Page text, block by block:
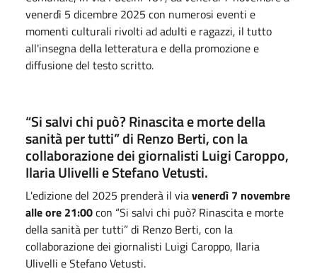
venerdì 5 dicembre 2025 con numerosi eventi e
momenti culturali rivolti ad adulti e ragazzi, il tutto
all'insegna della letteratura e della promozione e
diffusione del testo scritto.
“Si salvi chi può? Rinascita e morte della
sanità per tutti” di Renzo Berti, con la
collaborazione dei giornalisti Luigi Caroppo,
Ilaria Ulivelli e Stefano Vetusti.
L'edizione del 2025 prenderà il viavenerdì 7 novembre
alle ore 21:00con “Si salvi chi può? Rinascita e morte
della sanità per tutti” di Renzo Berti, con la
collaborazione dei giornalisti Luigi Caroppo, Ilaria
Ulivelli e Stefano Vetusti.